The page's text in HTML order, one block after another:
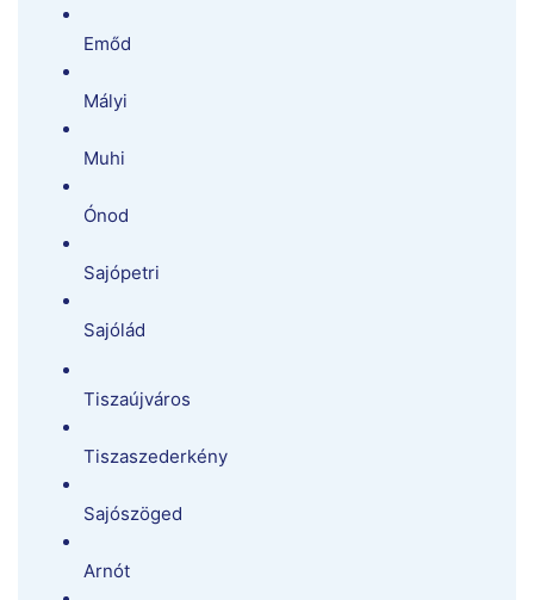
Emőd
Mályi
Muhi
Ónod
Sajópetri
Sajólád
Tiszaújváros
Tiszaszederkény
Sajószöged
Arnót